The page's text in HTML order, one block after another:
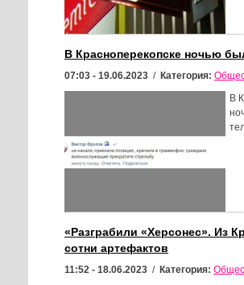
В Красноперекопске ночью
07:03 - 19.06.2023 / Категория:
В
«Разграбили «Херсонес». Из
сотни артефактов
11:52 - 18.06.2023 / Категория: